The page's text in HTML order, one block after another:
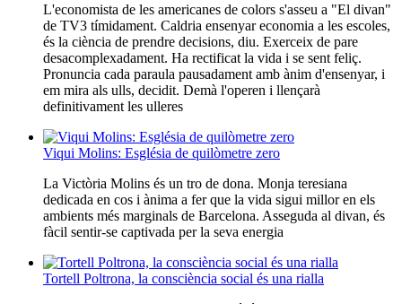
L'economista de les americanes de colors s'asseu a "El divan"
de TV3 tímidament. Caldria ensenyar economia a les escoles,
és la ciència de prendre decisions, diu. Exerceix de pare
desacomplexadament. Ha rectificat la vida i se sent feliç.
Pronuncia cada paraula pausadament amb ànim d'ensenyar, i
em mira als ulls, decidit. Demà l'operen i llençarà
definitivament les ulleres
Viqui Molins: Església de quilòmetre zero
La Victòria Molins és un tro de dona. Monja teresiana
dedicada en cos i ànima a fer que la vida sigui millor en els
ambients més marginals de Barcelona. Asseguda al divan, és
fàcil sentir-se captivada per la seva energia
Tortell Poltrona, la consciència social és una rialla